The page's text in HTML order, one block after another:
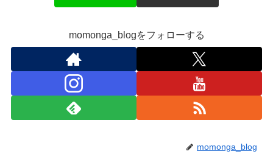
momonga_blogをフォローする
momonga_blog